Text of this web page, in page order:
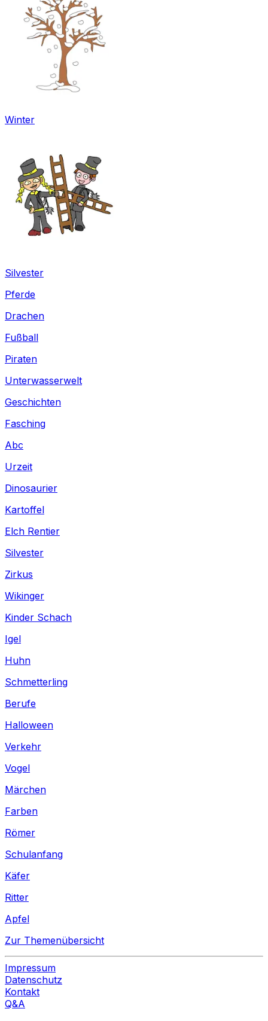
Winter
Silvester
Pferde
Drachen
Fußball
Piraten
Unterwasserwelt
Geschichten
Fasching
Abc
Urzeit
Dinosaurier
Kartoffel
Elch Rentier
Silvester
Zirkus
Wikinger
Kinder Schach
Igel
Huhn
Schmetterling
Berufe
Halloween
Verkehr
Vogel
Märchen
Farben
Römer
Schulanfang
Käfer
Ritter
Apfel
Zur Themenübersicht
Impressum
Datenschutz
Kontakt
Q&A